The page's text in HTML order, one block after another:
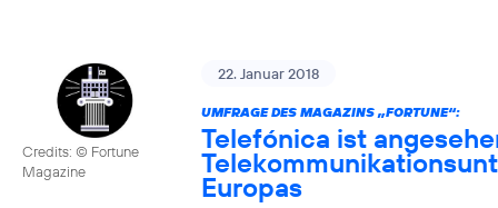
Credits: © Fortune
Magazine
22. Januar 2018
UMFRAGE DES MAGAZINS „FORTUNE“:
Telefónica ist
Europas